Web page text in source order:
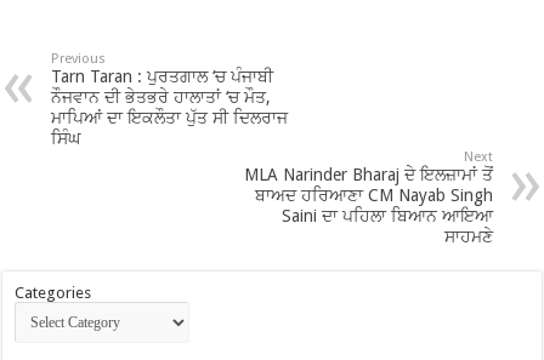
Previous
Tarn Taran : ਪੁਰਤਗਾਲ ‘ਚ ਪੰਜਾਬੀ
ਨੌਜਵਾਨ ਦੀ ਭੇਤਭਰੇ ਹਾਲਾਤਾਂ ‘ਚ ਮੌਤ,
ਮਾਪਿਆਂ ਦਾ ਇਕਲੌਤਾ ਪੁੱਤ ਸੀ ਦਿਲਰਾਜ
ਸਿੰਘ
Next
MLA Narinder Bharaj ਦੇ ਇਲਜ਼ਾਮਾਂ ਤੋਂ
ਬਾਅਦ ਹਰਿਆਣਾ CM Nayab Singh
Saini ਦਾ ਪਹਿਲਾ ਬਿਆਨ ਆਇਆ
ਸਾਹਮਣੇ
Categories